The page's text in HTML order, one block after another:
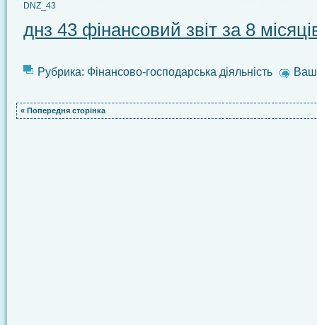
DNZ_43
днз 43 фінансовий звіт за 8
Рубрика: Фінансово-господарська діяльність Ваш
« Попередня сторінка